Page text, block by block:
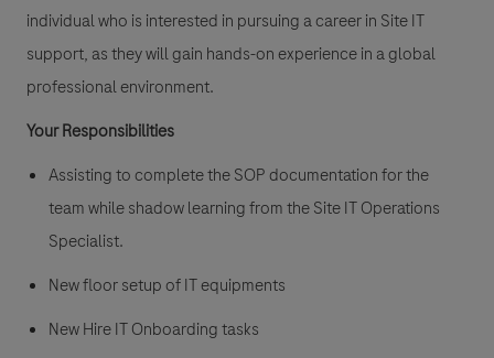
individual who is interested in pursuing a career in Site IT
support, as they will gain hands-on experience in a global
professional environment.
Your Responsibilities
Assisting to complete the SOP documentation for the
team while shadow learning from the Site IT Operations
Specialist.
New floor setup of IT equipments
New Hire IT Onboarding tasks